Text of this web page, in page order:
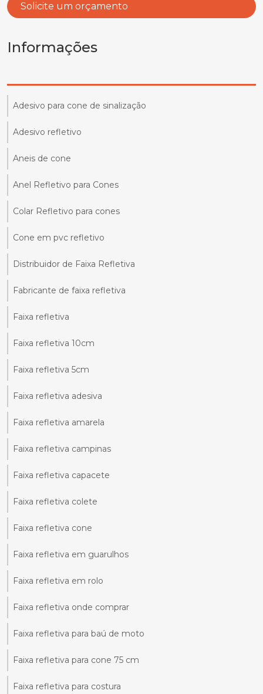
Solicite um orçamento
Informações
Adesivo para cone de sinalização
Adesivo refletivo
Aneis de cone
Anel Refletivo para Cones
Colar Refletivo para cones
Cone em pvc refletivo
Distribuidor de Faixa Refletiva
Fabricante de faixa refletiva
Faixa refletiva
Faixa refletiva 10cm
Faixa refletiva 5cm
Faixa refletiva adesiva
Faixa refletiva amarela
Faixa refletiva campinas
Faixa refletiva capacete
Faixa refletiva colete
Faixa refletiva cone
Faixa refletiva em guarulhos
Faixa refletiva em rolo
Faixa refletiva onde comprar
Faixa refletiva para baú de moto
Faixa refletiva para cone 75 cm
Faixa refletiva para costura